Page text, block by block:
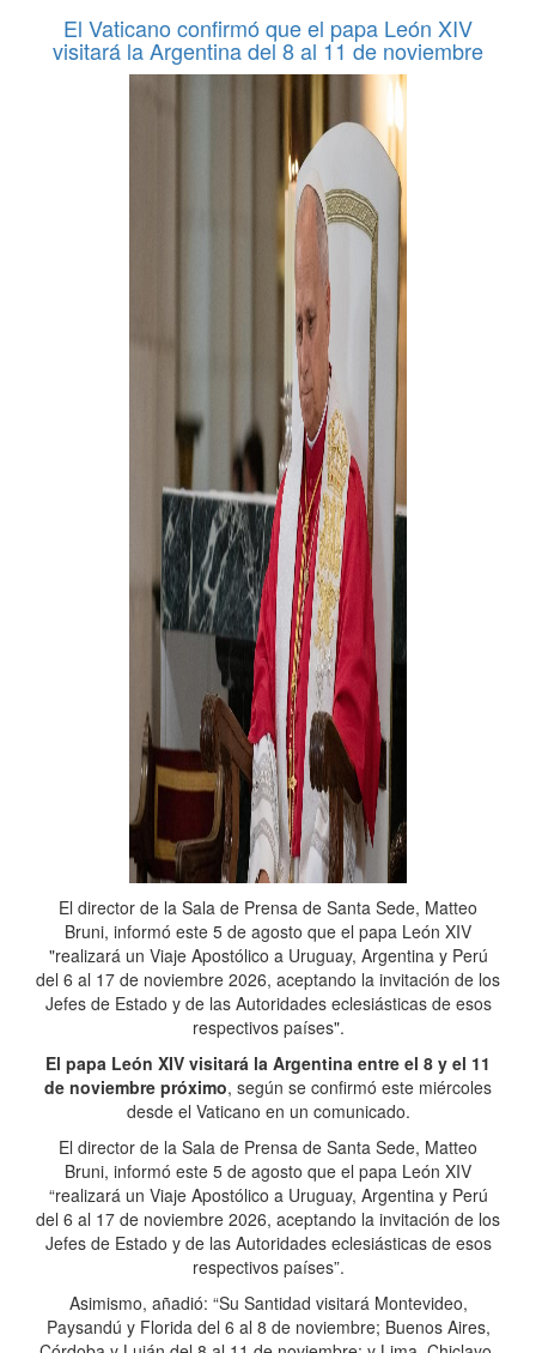
El Vaticano confirmó que el papa León XIV
visitará la Argentina del 8 al 11 de noviembre
El director de la Sala de Prensa de Santa Sede, Matteo
Bruni, informó este 5 de agosto que el papa León XIV
"realizará un Viaje Apostólico a Uruguay, Argentina y Perú
del 6 al 17 de noviembre 2026, aceptando la invitación de los
Jefes de Estado y de las Autoridades eclesiásticas de esos
respectivos países".
El papa León XIV visitará la Argentina entre el 8 y el 11
de noviembre próximo, según se confirmó este miércoles
desde el Vaticano en un comunicado.
El director de la Sala de Prensa de Santa Sede, Matteo
Bruni, informó este 5 de agosto que el papa León XIV
“realizará un Viaje Apostólico a Uruguay, Argentina y Perú
del 6 al 17 de noviembre 2026, aceptando la invitación de los
Jefes de Estado y de las Autoridades eclesiásticas de esos
respectivos países”.
Asimismo, añadió: “Su Santidad visitará Montevideo,
Paysandú y Florida del 6 al 8 de noviembre; Buenos Aires,